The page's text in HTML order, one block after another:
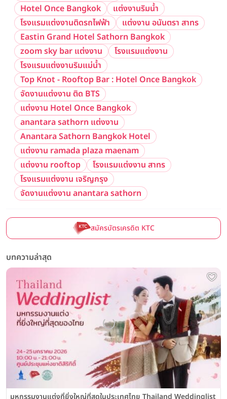
Hotel Once Bangkok
แต่งงานริมน้ำ
โรงแรมแต่งงานติดรถไฟฟ้า
แต่งงาน อนันตรา สาทร
Eastin Grand Hotel Sathorn Bangkok
zoom sky bar แต่งงาน
โรงแรมแต่งงาน
โรงแรมแต่งงานริมแม่น้ำ
Top Knot - Rooftop Bar : Hotel Once Bangkok
จัดงานแต่งงาน ติด BTS
แต่งงาน Hotel Once Bangkok
anantara sathorn แต่งงาน
Anantara Sathorn Bangkok Hotel
แต่งงาน ramada plaza maenam
แต่งงาน rooftop
โรงแรมแต่งงาน สาทร
โรงแรมแต่งงาน เจริญกรุง
จัดงานแต่งงาน anantara sathorn
สมัครบัตรเครดิต KTC
บทความล่าสุด